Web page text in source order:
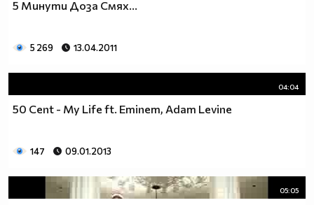
5 Минути Доза Смях...
5 269 13.04.2011
04:04
50 Cent - My Life ft. Eminem, Adam Levine
147 09.01.2013
05:05